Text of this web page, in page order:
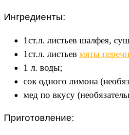
Ингредиенты:
1ст.л. листьев шалфея,
1ст.л. листьев мяты
1 л. воды;
сок одного лимона
мед по вкусу
Приготовление: